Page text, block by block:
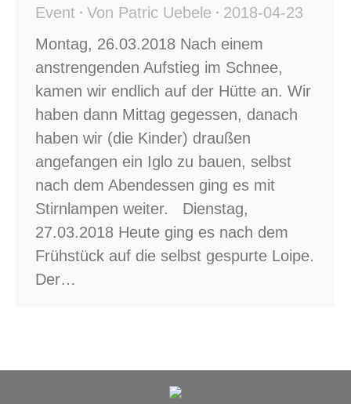
Event
Von Patric Uebele
2018-04-23
Montag, 26.03.2018 Nach einem
anstrengenden Aufstieg im Schnee,
kamen wir endlich auf der Hütte an. Wir
haben dann Mittag gegessen, danach
haben wir (die Kinder) draußen
angefangen ein Iglo zu bauen, selbst
nach dem Abendessen ging es mit
Stirnlampen weiter. Dienstag,
27.03.2018 Heute ging es nach dem
Frühstück auf die selbst gespurte Loipe.
Der…